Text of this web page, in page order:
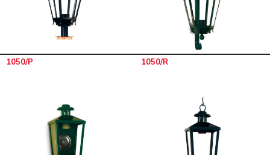
1050/P 1050/R